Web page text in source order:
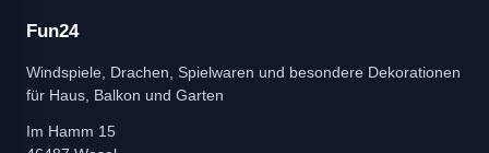
Fun24
Windspiele, Drachen, Spielwaren und besondere Dekorationen
für Haus, Balkon und Garten
Im Hamm 15